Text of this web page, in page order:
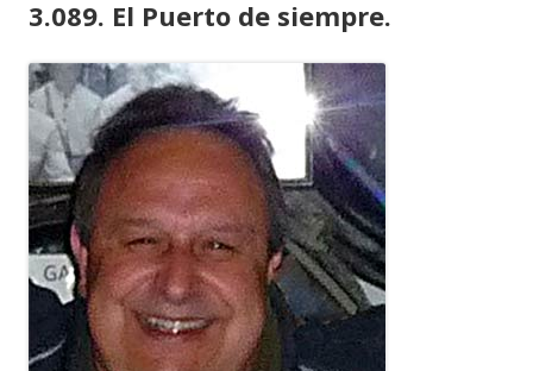
3.089. El Puerto de siempre.